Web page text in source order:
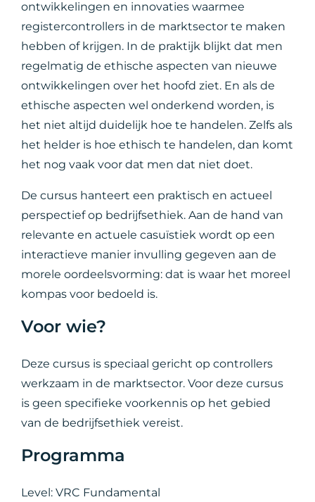
ontwikkelingen en innovaties waarmee
registercontrollers in de marktsector te maken
hebben of krijgen. In de praktijk blijkt dat men
regelmatig de ethische aspecten van nieuwe
ontwikkelingen over het hoofd ziet. En als de
ethische aspecten wel onderkend worden, is
het niet altijd duidelijk hoe te handelen. Zelfs als
het helder is hoe ethisch te handelen, dan komt
het nog vaak voor dat men dat niet doet.
De cursus hanteert een praktisch en actueel
perspectief op bedrijfsethiek. Aan de hand van
relevante en actuele casuïstiek wordt op een
interactieve manier invulling gegeven aan de
morele oordeelsvorming: dat is waar het moreel
kompas voor bedoeld is.
Voor wie?
Deze cursus is speciaal gericht op controllers
werkzaam in de marktsector. Voor deze cursus
is geen specifieke voorkennis op het gebied
van de bedrijfsethiek vereist.
Programma
Level: VRC Fundamental